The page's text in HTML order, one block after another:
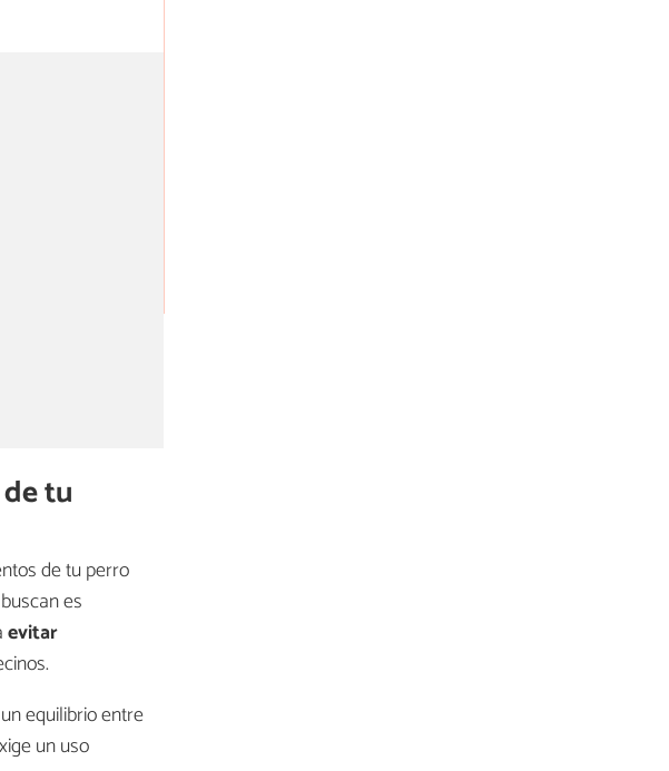
tu
de tu perro
es
evitar
equilibrio entre
un uso